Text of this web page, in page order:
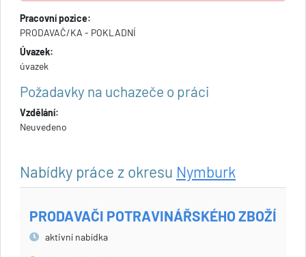
Pracovní pozice:
PRODAVAČ/KA - POKLADNÍ
Úvazek:
úvazek
Požadavky na uchazeče o práci
Vzdělání:
Neuvedeno
Nabídky práce z okresu Nymburk
PRODAVAČI POTRAVINÁŘSKÉHO ZBOŽÍ
aktivní nabídka